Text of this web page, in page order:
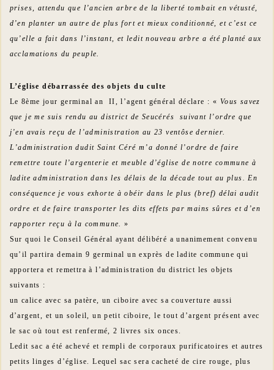
prises, attendu que l’ancien arbre de la liberté tombait en vétusté,
d’en planter un autre de plus fort et mieux conditionné, et c’est ce
qu’elle a fait dans l’instant, et ledit nouveau arbre a été planté aux
acclamations du peuple.
L’église débarrassée des objets du culte
Le 8ème jour germinal an II, l’agent général déclare : « Vous savez
que je me suis rendu au district de Seucérés suivant l’ordre que
j’en avais reçu de l’administration au 23 ventôse dernier.
L’administration dudit Saint Céré m’a donné l’ordre de faire
remettre toute l’argenterie et meuble d’église de notre commune à
ladite administration dans les délais de la décade tout au plus. En
conséquence je vous exhorte à obéir dans le plus (bref) délai audit
ordre et de faire transporter les dits effets par mains sûres et d’en
rapporter reçu à la commune.»
Sur quoi le Conseil Général ayant délibéré a unanimement convenu
qu’il partira demain 9 germinal un exprès de ladite commune qui
apportera et remettra à l’administration du district les objets
suivants :
un calice avec sa patère, un ciboire avec sa couverture aussi
d’argent, et un soleil, un petit ciboire, le tout d’argent présent avec
le sac où tout est renfermé, 2 livres six onces.
Ledit sac a été achevé et rempli de corporaux purificatoires et autres
petits linges d’église. Lequel sac sera cacheté de cire rouge, plus